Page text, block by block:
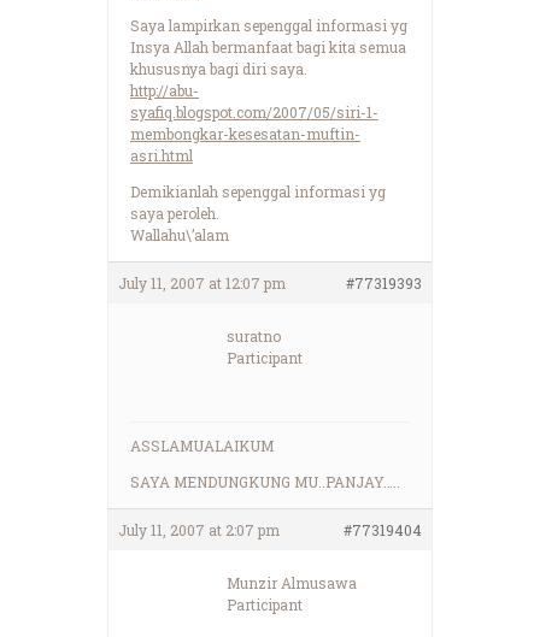
Saya lampirkan sepenggal informasi yg
Insya Allah bermanfaat bagi kita semua
khususnya bagi diri saya.
http://abu-
syafiq.blogspot.com/2007/05/siri-1-
membongkar-kesesatan-muftin-
asri.html
Demikianlah sepenggal informasi yg
saya peroleh.
Wallahu\’alam
July 11, 2007 at 12:07 pm #77319393
suratno
Participant
ASSLAMUALAIKUM
SAYA MENDUNGKUNG MU..PANJAY…..
July 11, 2007 at 2:07 pm #77319404
Munzir Almusawa
Participant